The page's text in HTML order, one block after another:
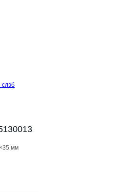
слэб
мм